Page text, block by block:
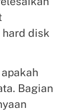
disk
Bagian